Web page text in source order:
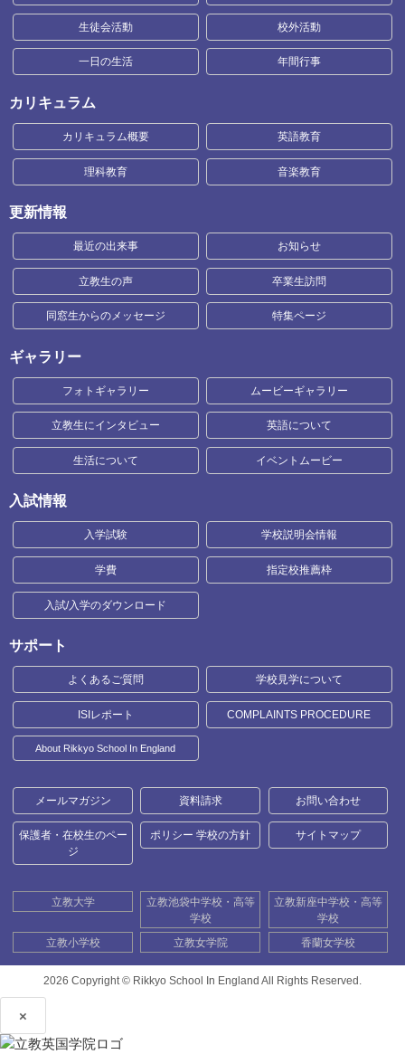
生徒会活動 校外活動
一日の生活 年間行事
カリキュラム
カリキュラム概要 英語教育
理科教育 音楽教育
更新情報
最近の出来事 お知らせ
立教生の声 卒業生訪問
同窓生からのメッセージ 特集ページ
ギャラリー
フォトギャラリー ムービーギャラリー
立教生にインタビュー 英語について
生活について イベントムービー
入試情報
入学試験 学校説明会情報
学費 指定校推薦枠
入試/入学のダウンロード
サポート
よくあるご質問 学校見学について
ISIレポート COMPLAINTS PROCEDURE
About Rikkyo School In England
メールマガジン 資料請求 お問い合わせ
保護者・在校生のペー
ジ
ポリシー 学校の方針 サイトマップ
立教大学
立教池袋中学校・高等
学校
立教新座中学校・高等
学校
立教小学校
立教女学院 香蘭女学校
2026 Copyright © Rikkyo School In England All Rights Reserved.
×